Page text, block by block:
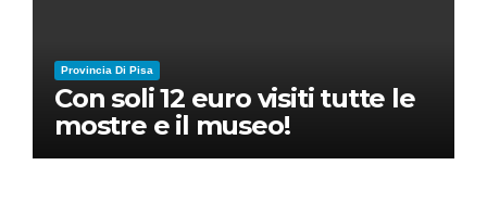
Provincia Di Pisa
Con soli 12 euro visiti tutte le
mostre e il museo!